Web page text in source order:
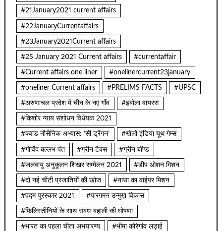
#21January2021 current affairs
#22JanuaryCurrentaffairs
#23January2021Current affairs
#25 January 2021 Current affairs #currentaffair
#Current affairs one liner #onelinercurrent23january
#oneliner Current affairs #PRELIMS FACTS #UPSC
#अरुणाचल प्रदेश में चीन के नए गाँव #इबोला वायरस
#किशोर न्याय संशोधन विधेयक 2021
#क्वाड नौसैनिक अभ्यास: ‘सी ड्रैगन’ #खेलो इंडिया यूथ गेम्स
#गोविंद बल्लभ पंत #ग्रीन टैक्स #ग्रीन बॉण्ड
#जलवायु अनुकूलन शिखर सम्मेलन 2021 #डीप ओशन मिशन
#दो नई चींटी प्रजातियों की खोज #नासा का वाईपर मिशन
#पद्म पुरस्कार 2021 #पारगमन उन्मुख विकास
#फिलिस्तीनियों के साथ संबंध-बहाली की घोषणा
#भारत का पहला चीता अभयारण्य #भीमा कोरेगांव लड़ाई